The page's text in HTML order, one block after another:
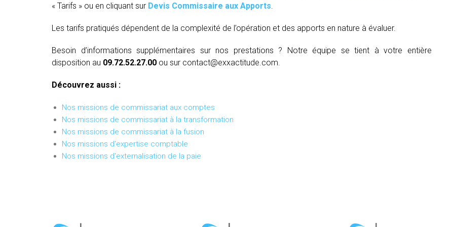
« Tarifs » ou en cliquant sur Devis Commissaire aux Apports.
Les tarifs pratiqués dépendent de la complexité de l’opération et des apports en nature à évaluer.
Besoin d’informations supplémentaires sur nos prestations ? Notre équipe se tient à votre entière
disposition au 09.72.52.27.00 ou sur contact@exxactitude.com.
Découvrez aussi :
Nos missions de commissariat aux comptes
Nos missions de commissariat à la transformation
Nos missions de commissariat à la fusion
Nos missions d'expertise comptable
Nos missions d'externalisation de la paie